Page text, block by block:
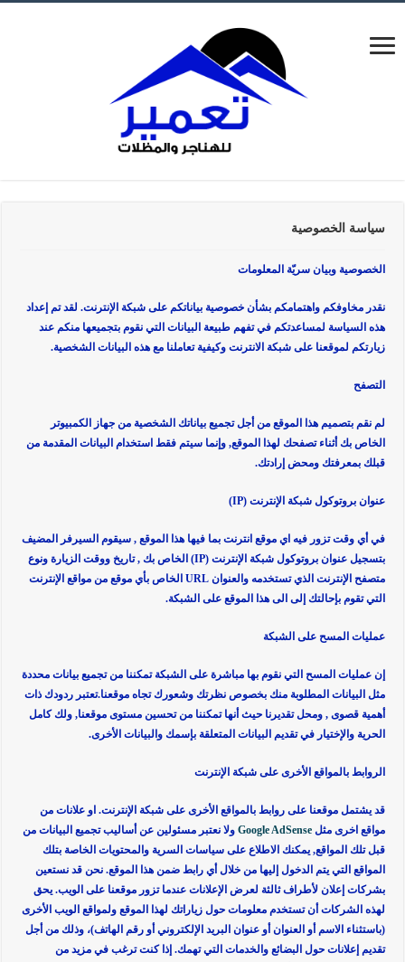
سياسة الخصوصية
الخصوصية وبيان سريّة المعلومات
نقدر مخاوفكم واهتمامكم بشأن خصوصية بياناتكم على شبكة الإنترنت. لقد تم إعداد
هذه السياسة لمساعدتكم في تفهم طبيعة البيانات التي نقوم بتجميعها منكم عند
زيارتكم لموقعنا على شبكة الانترنت وكيفية تعاملنا مع هذه البيانات الشخصية.
التصفح
لم نقم بتصميم هذا الموقع من أجل تجميع بياناتك الشخصية من جهاز الكمبيوتر
الخاص بك أثناء تصفحك لهذا الموقع, وإنما سيتم فقط استخدام البيانات المقدمة من
قبلك بمعرفتك ومحض إرادتك.
عنوان بروتوكول شبكة الإنترنت (IP)
في أي وقت تزور فيه اي موقع انترنت بما فيها هذا الموقع , سيقوم السيرفر المضيف
بتسجيل عنوان بروتوكول شبكة الإنترنت (IP) الخاص بك , تاريخ ووقت الزيارة ونوع
متصفح الإنترنت الذي تستخدمه والعنوان URL الخاص بأي موقع من مواقع الإنترنت
التي تقوم بإحالتك إلى الى هذا الموقع على الشبكة.
عمليات المسح على الشبكة
إن عمليات المسح التي نقوم بها مباشرة على الشبكة تمكننا من تجميع بيانات محددة
مثل البيانات المطلوبة منك بخصوص نظرتك وشعورك تجاه موقعنا.تعتبر ردودك ذات
أهمية قصوى , ومحل تقديرنا حيث أنها تمكننا من تحسين مستوى موقعنا, ولك كامل
الحرية والإختيار في تقديم البيانات المتعلقة بإسمك والبيانات الأخرى.
الروابط بالمواقع الأخرى على شبكة الإنترنت
قد يشتمل موقعنا على روابط بالمواقع الأخرى على شبكة الإنترنت. او علانات من
مواقع اخرى مثلGoogle AdSense ولا نعتبر مسئولين عن أساليب تجميع البيانات من
قبل تلك المواقع, يمكنك الاطلاع على سياسات السرية والمحتويات الخاصة بتلك
المواقع التي يتم الدخول إليها من خلال أي رابط ضمن هذا الموقع. نحن قد نستعين
بشركات إعلان لأطراف ثالثة لعرض الإعلانات عندما تزور موقعنا على الويب. يحق
لهذه الشركات أن تستخدم معلومات حول زياراتك لهذا الموقع ولمواقع الويب الأخرى
(باستثناء الاسم أو العنوان أو عنوان البريد الإلكتروني أو رقم الهاتف)، وذلك من أجل
تقديم إعلانات حول البضائع والخدمات التي تهمك. إذا كنت ترغب في مزيد من